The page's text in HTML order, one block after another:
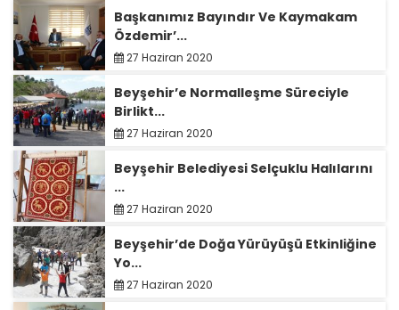
Başkanımız Bayındır Ve Kaymakam
Özdemir’...
27 Haziran 2020
Beyşehir’e Normalleşme Süreciyle
Birlikt...
27 Haziran 2020
Beyşehir Belediyesi Selçuklu Halılarını
...
27 Haziran 2020
Beyşehir’de Doğa Yürüyüşü Etkinliğine
Yo...
27 Haziran 2020